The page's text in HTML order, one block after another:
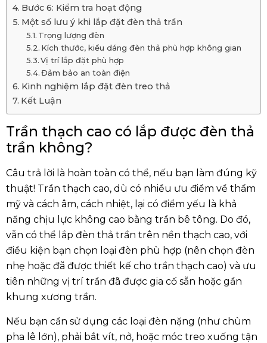
Bước 6: Kiểm tra hoạt động
Một số lưu ý khi lắp đặt đèn thả trần
Trọng lượng đèn
Kích thước, kiểu dáng đèn thả phù hợp không gian
Vị trí lắp đặt phù hợp
Đảm bảo an toàn điện
Kinh nghiệm lắp đặt đèn treo thả
Kết Luận
Trần thạch cao có lắp được đèn thả
trần không?
Câu trả lời là hoàn toàn có thể, nếu bạn làm đúng kỹ
thuật! Trần thạch cao, dù có nhiều ưu điểm về thẩm
mỹ và cách âm, cách nhiệt, lại có điểm yếu là khả
năng chịu lực không cao bằng trần bê tông. Do đó,
vẫn có thể lắp đèn thả trần trên nền thạch cao, với
điều kiện bạn chọn loại đèn phù hợp (nên chọn đèn
nhẹ hoặc đã được thiết kế cho trần thạch cao) và ưu
tiên những vị trí trần đã được gia cố sẵn hoặc gần
khung xương trần.
Nếu bạn cần sử dụng các loại đèn nặng (như chùm
pha lê lớn), phải bắt vít, nở, hoặc móc treo xuống tận